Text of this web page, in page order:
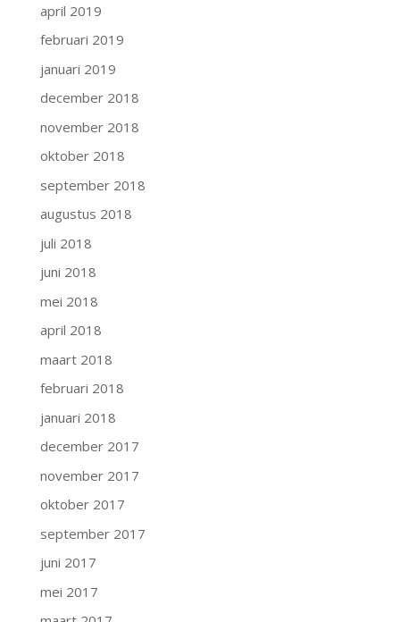
april 2019
februari 2019
januari 2019
december 2018
november 2018
oktober 2018
september 2018
augustus 2018
juli 2018
juni 2018
mei 2018
april 2018
maart 2018
februari 2018
januari 2018
december 2017
november 2017
oktober 2017
september 2017
juni 2017
mei 2017